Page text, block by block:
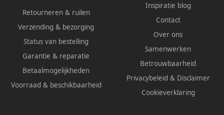
Retourneren & ruilen
Verzending & bezorging
Status van bestelling
Garantie & reparatie
Betaalmogelijkheden
Voorraad & beschikbaarheid
Inspiratie blog
Contact
Over ons
Samenwerken
Betrouwbaarheid
Privacybeleid & Disclaimer
Cookieverklaring